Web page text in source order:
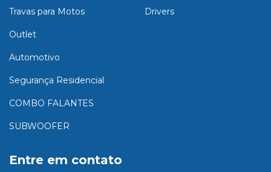
Travas para Motos
Outlet
Automotivo
Segurança Residencial
COMBO FALANTES
SUBWOOFER
Drivers
Entre em contato